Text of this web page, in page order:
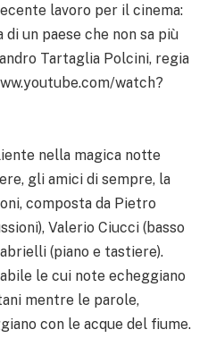
lavoro per il cinema:
un paese che non sa più
Tartaglia Polcini, regia
watch?
nella magica notte
gli amici di sempre, la
composta da Pietro
Valerio Ciucci (basso
(piano e tastiere).
le cui note echeggiano
mentre le parole,
con le acque del fiume.